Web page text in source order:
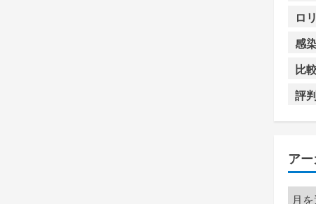
ロ
感
比
評
ア
ア